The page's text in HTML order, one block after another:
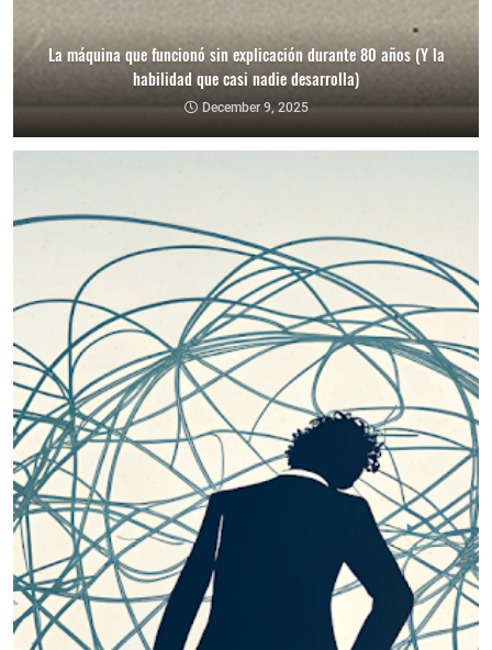
La máquina que funcionó sin explicación durante 80 años (Y la
habilidad que casi nadie desarrolla)
December 9, 2025